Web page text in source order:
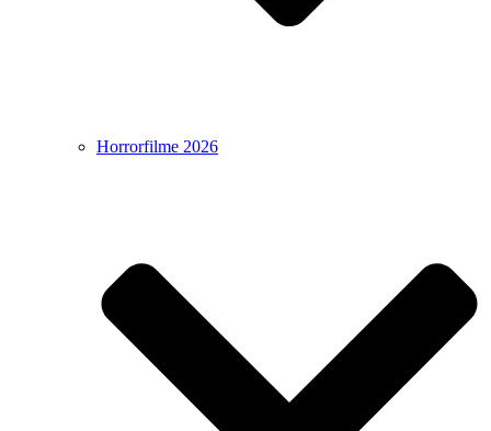
Horrorfilme 2026